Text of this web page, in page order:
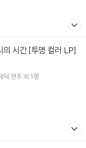
의 시간 [투명 컬러 LP]
덕 연주 외 1명